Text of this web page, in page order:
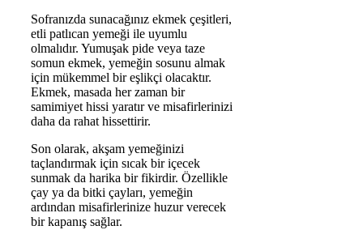
Sofranızda sunacağınız ekmek çeşitleri,
etli patlıcan yemeği ile uyumlu
olmalıdır. Yumuşak pide veya taze
somun ekmek, yemeğin sosunu almak
için mükemmel bir eşlikçi olacaktır.
Ekmek, masada her zaman bir
samimiyet hissi yaratır ve misafirlerinizi
daha da rahat hissettirir.
Son olarak, akşam yemeğinizi
taçlandırmak için sıcak bir içecek
sunmak da harika bir fikirdir. Özellikle
çay ya da bitki çayları, yemeğin
ardından misafirlerinize huzur verecek
bir kapanış sağlar.